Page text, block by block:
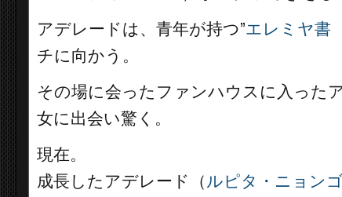
アデレードは、青年が持つ”エレミヤ書
チに向かう。
その場に会ったファンハウスに入った
女に出会い驚く。
現在。
成長したアデレード（ ルピタ・ニョンゴ